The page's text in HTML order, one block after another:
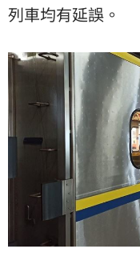
列車均有延誤。